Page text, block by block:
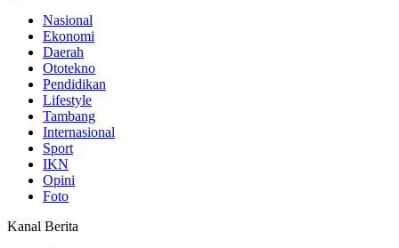
Nasional
Ekonomi
Daerah
Ototekno
Pendidikan
Lifestyle
Tambang
Internasional
Sport
IKN
Opini
Foto
Kanal Berita